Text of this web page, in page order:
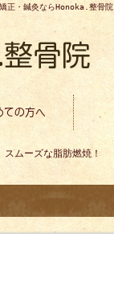
正・鍼灸ならHonoka.整骨院
ての方へ
ムーズな脂肪燃焼！